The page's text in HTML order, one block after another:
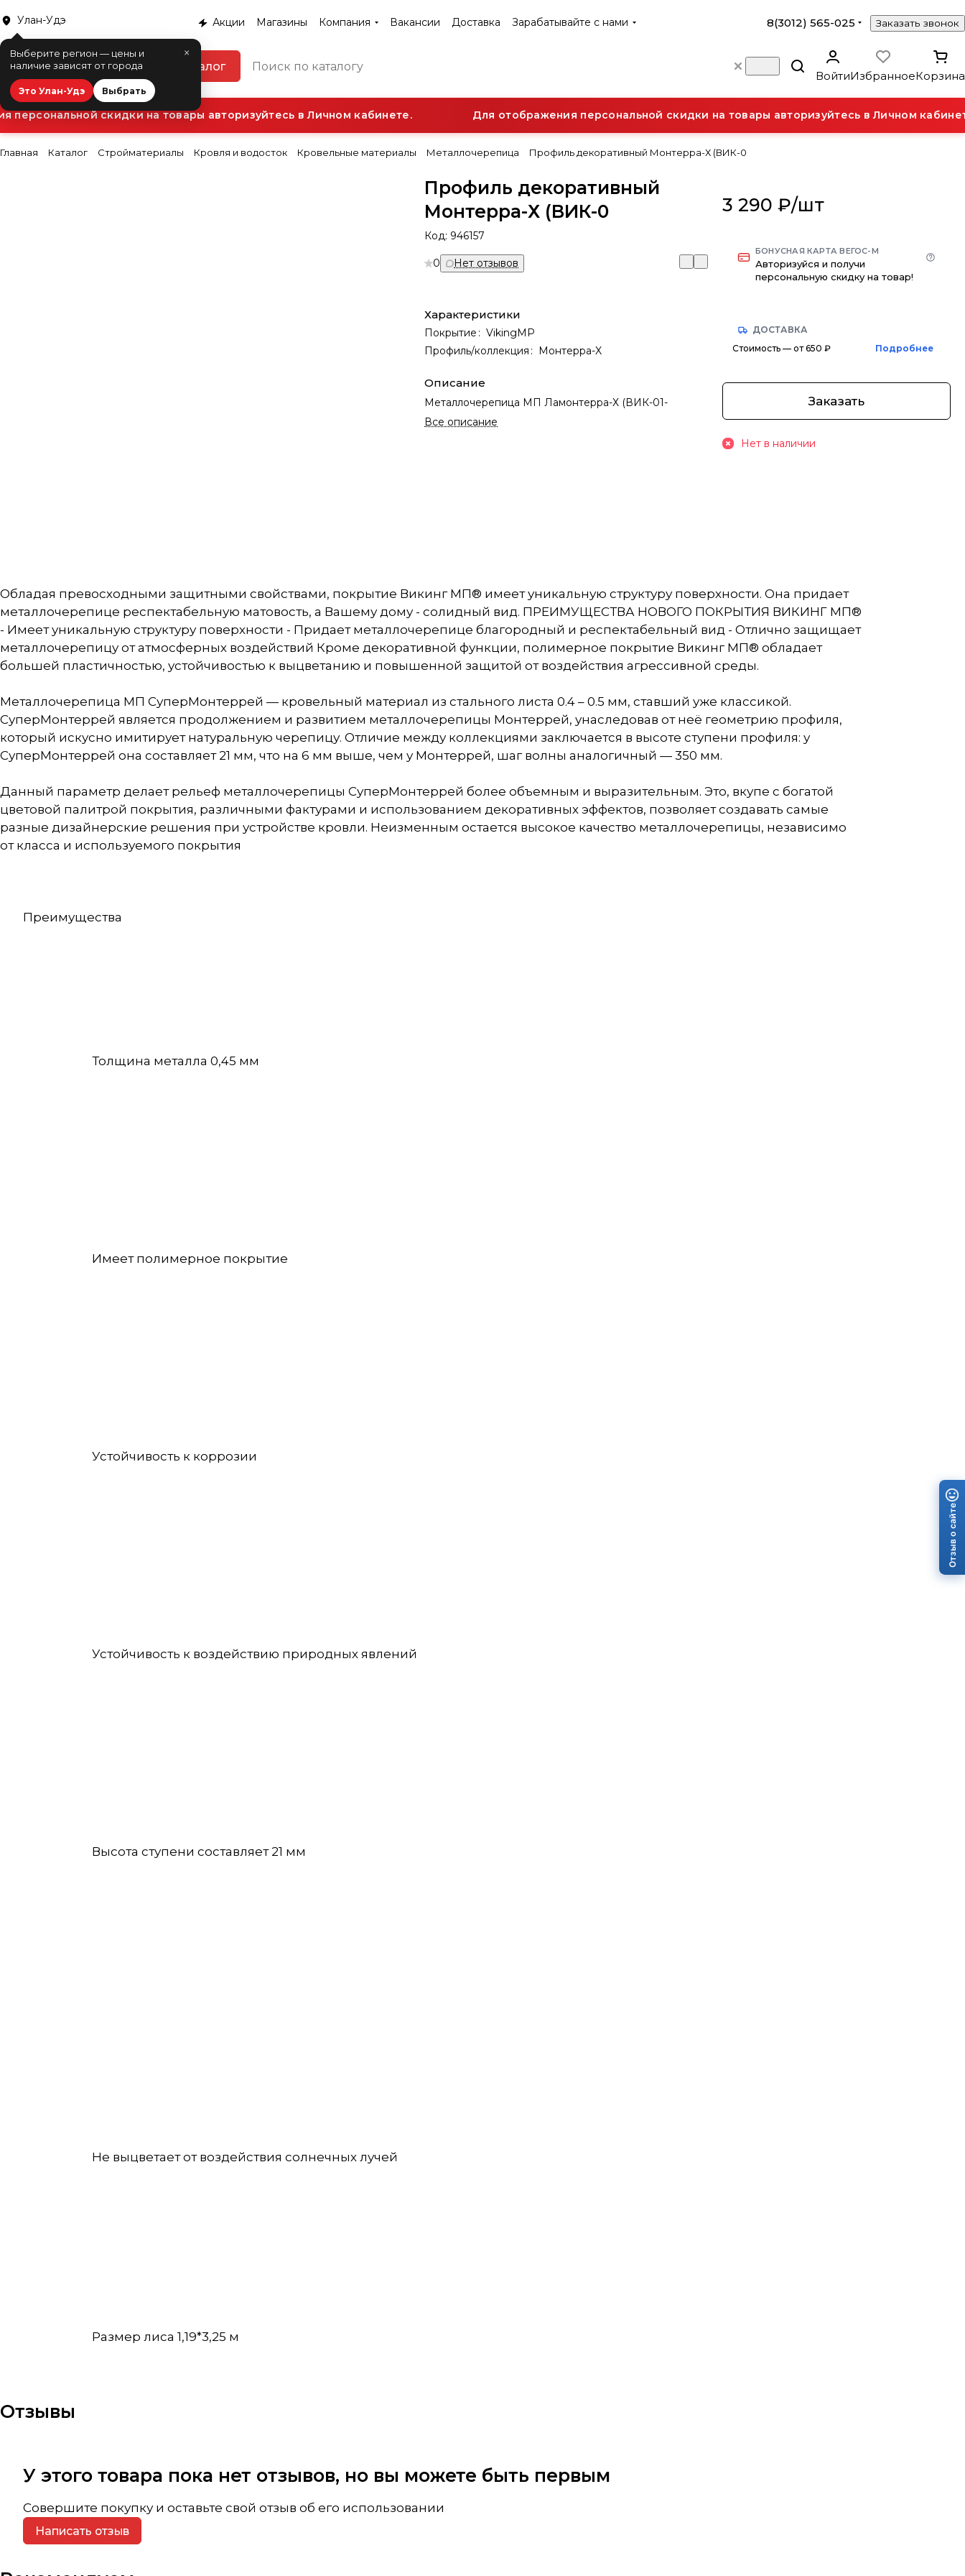
Улан-Удэ
×
Выберите регион — цены и
наличие зависят от города
Это Улан-Удэ Выбрать
Акции Магазины Компания Вакансии Доставка Зарабатывайте с нами 8(3012) 565-025 Заказать звонок
Каталог
ВойтиИзбранноеКорзина
скидки на товары авторизуйтесь в Личном кабинете. Для отображения персональной скидки на товары авторизуйтесь в Личном кабинете.
Главная Каталог Стройматериалы Кровля и водосток Кровельные материалы Металлочерепица Профиль декоративный Монтерра-Х (ВИК-0
Профиль декоративный
Монтерра-Х (ВИК-0
Код: 946157
0 Нет отзывов
Характеристики
Покрытие : VikingMP
Профиль/коллекция : Монтерра-X
Описание
Металлочерепица МП Ламонтерра-Х (ВИК-01-
Все описание
3 290 ₽/шт
БОНУСНАЯ КАРТА ВЕГОС-М
Авторизуйся и получи
персональную скидку на товар!
ДОСТАВКА
Стоимость — от 650 ₽
Подробнее
Заказать
Нет в наличии
Обладая превосходными защитными свойствами, покрытие Викинг МП® имеет уникальную структуру поверхности. Она придает
металлочерепице респектабельную матовость, а Вашему дому - солидный вид. ПРЕИМУЩЕСТВА НОВОГО ПОКРЫТИЯ ВИКИНГ МП®
- Имеет уникальную структуру поверхности - Придает металлочерепице благородный и респектабельный вид - Отлично защищает
металлочерепицу от атмосферных воздействий Кроме декоративной функции, полимерное покрытие Викинг МП® обладает
большей пластичностью, устойчивостью к выцветанию и повышенной защитой от воздействия агрессивной среды.
Металлочерепица МП СуперМонтеррей — кровельный материал из стального листа 0.4 – 0.5 мм, ставший уже классикой.
СуперМонтеррей является продолжением и развитием металлочерепицы Монтеррей, унаследовав от неё геометрию профиля,
который искусно имитирует натуральную черепицу. Отличие между коллекциями заключается в высоте ступени профиля: у
СуперМонтеррей она составляет 21 мм, что на 6 мм выше, чем у Монтеррей, шаг волны аналогичный — 350 мм.
Данный параметр делает рельеф металлочерепицы СуперМонтеррей более объемным и выразительным. Это, вкупе с богатой
цветовой палитрой покрытия, различными фактурами и использованием декоративных эффектов, позволяет создавать самые
разные дизайнерские решения при устройстве кровли. Неизменным остается высокое качество металлочерепицы, независимо
от класса и используемого покрытия
Преимущества
Толщина металла 0,45 мм
Имеет полимерное покрытие
Устойчивость к коррозии
Устойчивость к воздействию природных явлений
Высота ступени составляет 21 мм
Не выцветает от воздействия солнечных лучей
Размер лиса 1,19*3,25 м
Отзывы
У этого товара пока нет отзывов, но вы можете быть первым
Совершите покупку и оставьте свой отзыв об его использовании
Написать отзыв
Отзыв о сайте